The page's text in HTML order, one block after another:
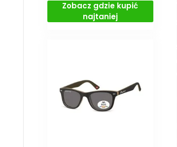
Zobacz gdzie kupić
najtaniej